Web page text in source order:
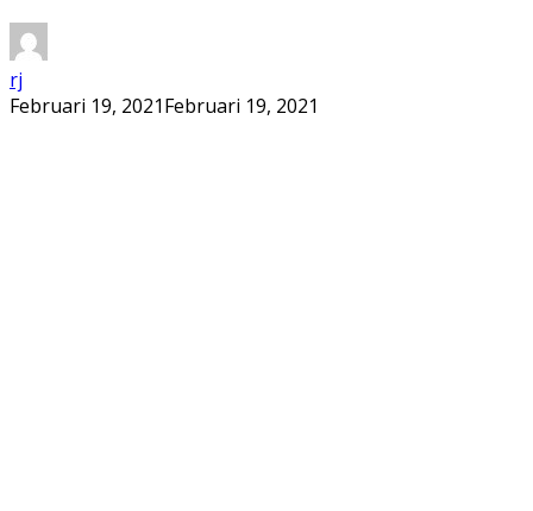
rj
Februari 19, 2021Februari 19, 2021